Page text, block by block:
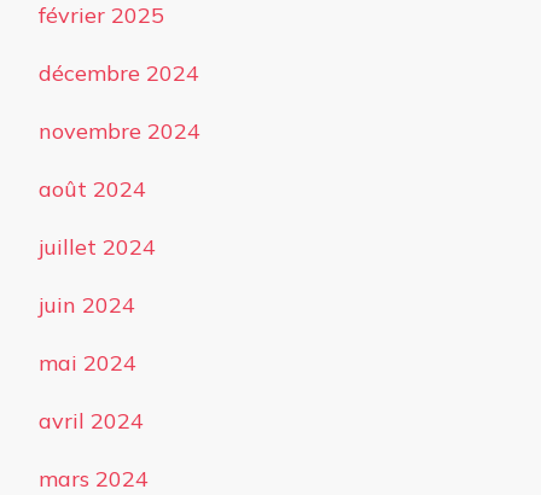
février 2025
décembre 2024
novembre 2024
août 2024
juillet 2024
juin 2024
mai 2024
avril 2024
mars 2024